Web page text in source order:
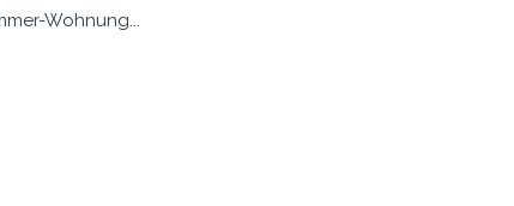
Wohnung...